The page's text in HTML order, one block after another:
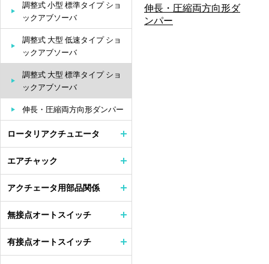
伸長・圧縮両方向形ダ
ンパー
調整式 小型 標準タイプ ショ
ックアブソーバ
調整式 大型 低速タイプ ショ
ックアブソーバ
調整式 大型 標準タイプ ショ
ックアブソーバ
伸長・圧縮両方向形ダンパー
ロータリアクチュエータ
エアチャック
アクチェータ用部品関係
無接点オートスイッチ
有接点オートスイッチ